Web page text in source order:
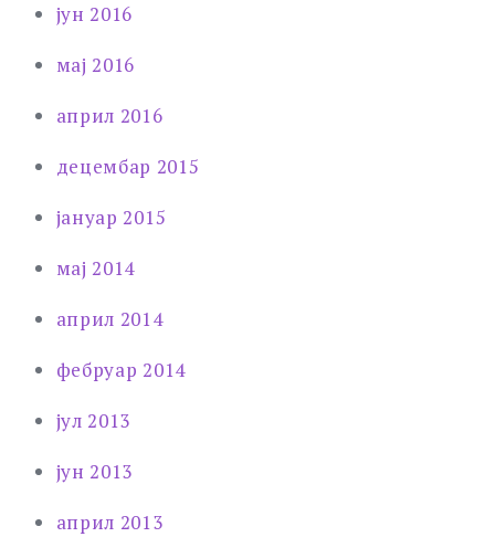
јун 2016
мај 2016
април 2016
децембар 2015
јануар 2015
мај 2014
април 2014
фебруар 2014
јул 2013
јун 2013
април 2013